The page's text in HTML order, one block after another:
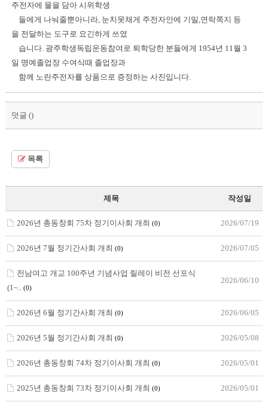
주전자에 물을 담아 시위학생
들에게 나눠줄뿐아니라, 눈치못채게 주전자안에 기밀,연락쪽지 등
을 전달하는 도구로 요긴하게 쓰였
습니다. 광주학생독립운동참여로 퇴학당한 분들에게 1954년 11월 3
일 명예졸업장 수여식때 졸업장과
함께 노란주전자를 상품으로 증정하는 사진입니다.
덧글 ()
목록
제목 작성일
2026년 총동창회 75차 정기이사회 개최 (0) 2026/07/19
2026년 7월 정기간사회 개최 (0) 2026/07/05
전남여고 개교 100주년 기념사업 릴레이 비전 선포식
(1~.. (0)
2026/06/10
2026년 6월 정기간사회 개최 (0) 2026/06/05
2026년 5월 정기간사회 개최 (0) 2026/05/08
2026년 총동창회 74차 정기이사회 개최 (0) 2026/05/01
2025년 총동창회 73차 정기이사회 개최 (0) 2026/05/01